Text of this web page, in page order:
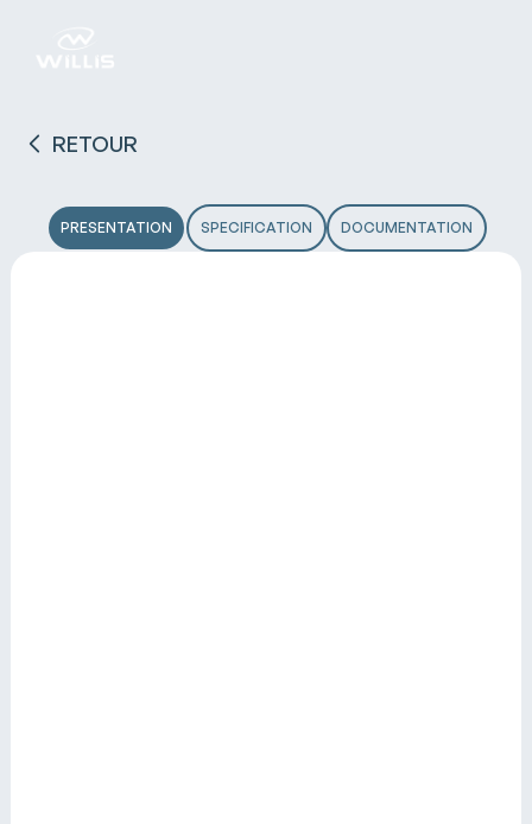
RETOUR
PRESENTATION SPECIFICATION DOCUMENTATION